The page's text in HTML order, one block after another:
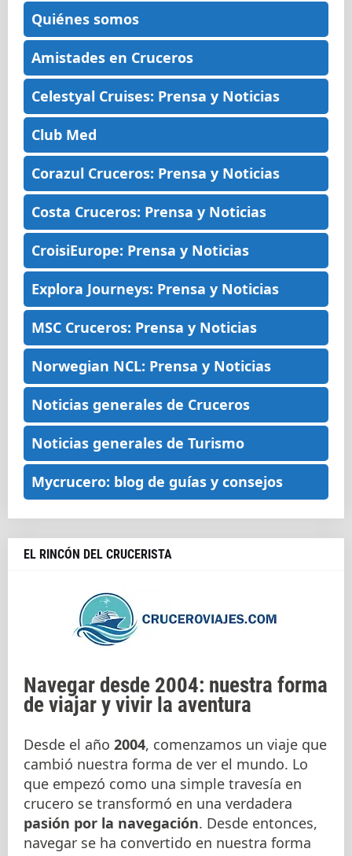
Quiénes somos
Amistades en Cruceros
Celestyal Cruises: Prensa y Noticias
Club Med
Corazul Cruceros: Prensa y Noticias
Costa Cruceros: Prensa y Noticias
CroisiEurope: Prensa y Noticias
Explora Journeys: Prensa y Noticias
MSC Cruceros: Prensa y Noticias
Norwegian NCL: Prensa y Noticias
Noticias generales de Cruceros
Noticias generales de Turismo
Mycrucero: blog de guías y consejos
EL RINCÓN DEL CRUCERISTA
Navegar desde 2004: nuestra forma
de viajar y vivir la aventura
Desde el año 2004, comenzamos un viaje que
cambió nuestra forma de ver el mundo. Lo
que empezó como una simple travesía en
crucero se transformó en una verdadera
pasión por la navegación. Desde entonces,
navegar se ha convertido en nuestra forma